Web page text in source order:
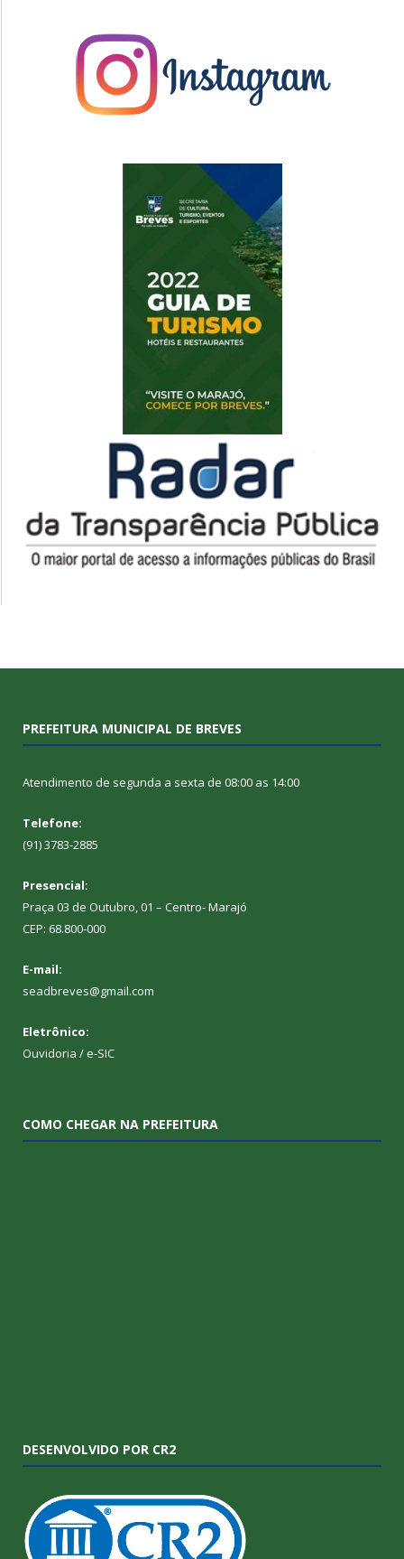
PREFEITURA MUNICIPAL DE BREVES
Atendimento de segunda a sexta de 08:00 as 14:00
Telefone:
(91) 3783-2885
Presencial:
Praça 03 de Outubro, 01 – Centro- Marajó
CEP: 68.800-000
E-mail:
seadbreves@gmail.com
Eletrônico:
Ouvidoria /e-SIC
COMO CHEGAR NA PREFEITURA
DESENVOLVIDO POR CR2